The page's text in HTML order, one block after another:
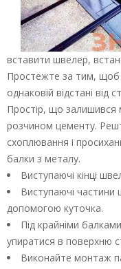
вставити швелер,
Простежте за тим, щоб
однаковій відстані від
Простір, що залишився
розчином цементу.
схоплювання і
балки з металу.
Виступаючі кінці
Виступаючі частини
допомогою куточка.
Під крайніми
упиратися в поверхню
Виконайте монтаж